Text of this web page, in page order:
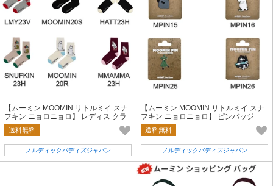
【ムーミン MOOMIN リトルミイ スナ
フキン ニョロニョロ】 レディス クラ
シック ソックス
送料無料
ノルディックバディズジャパン
【ムーミン MOOMIN リトルミイ スナ
フキン ニョロニョロ】 ピンバッジ
送料無料
ノルディックバディズジャパン